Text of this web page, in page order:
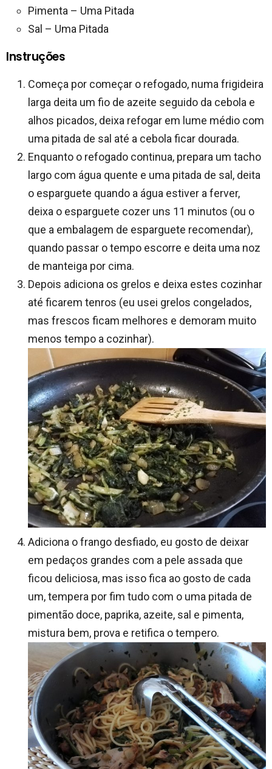
Pimenta – Uma Pitada
Sal – Uma Pitada
Instruções
Começa por começar o refogado, numa frigideira
larga deita um fio de azeite seguido da cebola e
alhos picados, deixa refogar em lume médio com
uma pitada de sal até a cebola ficar dourada.
Enquanto o refogado continua, prepara um tacho
largo com água quente e uma pitada de sal, deita
o esparguete quando a água estiver a ferver,
deixa o esparguete cozer uns 11 minutos (ou o
que a embalagem de esparguete recomendar),
quando passar o tempo escorre e deita uma noz
de manteiga por cima.
Depois adiciona os grelos e deixa estes cozinhar
até ficarem tenros (eu usei grelos congelados,
mas frescos ficam melhores e demoram muito
menos tempo a cozinhar).
Adiciona o frango desfiado, eu gosto de deixar
em pedaços grandes com a pele assada que
ficou deliciosa, mas isso fica ao gosto de cada
um, tempera por fim tudo com o uma pitada de
pimentão doce, paprika, azeite, sal e pimenta,
mistura bem, prova e retifica o tempero.